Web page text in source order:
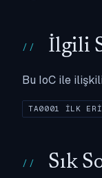
İlgili
Bu IoC ile
TA0001 İLK
Sık